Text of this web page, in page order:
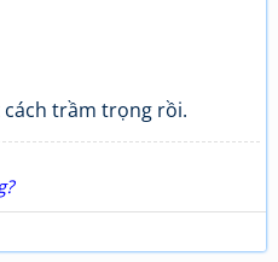
trầm trọng rồi.